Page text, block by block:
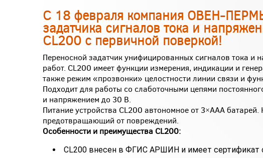
С 18 февраля компания ОВЕН-
задатчика сигналов тока и
CL200 с первичной поверкой!
Переносной задатчик унифицированных сигналов тока и
работ. CL200 имеет функции измерения, индикации и
также режим «прозвонки» целостности линии связи и
Подходит для работы со слаботочными цепями
и напряжением до 30 В.
Питание устройства CL200 автономное от 3×ААА
предотвращающий от повреждений.
Особенности и преимущества CL200:
CL200 внесен в ФГИС АРШИН и имеет сертификат